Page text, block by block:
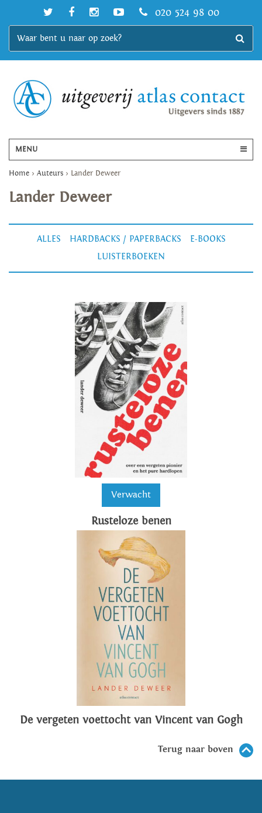
020 524 98 00
MENU
Home > Auteurs > Lander Deweer
Lander Deweer
ALLES HARDBACKS / PAPERBACKS
E-BOOKS
LUISTERBOEKEN
Verwacht
Rusteloze benen
De vergeten voettocht van Vincent van Gogh
Terug naar boven